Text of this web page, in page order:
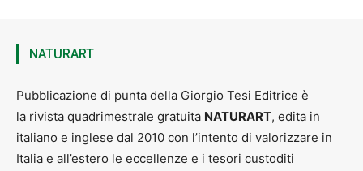
NATURART
Pubblicazione di punta della Giorgio Tesi Editrice è
la rivista quadrimestrale gratuita NATURART, edita in
italiano e inglese dal 2010 con l’intento di valorizzare in
Italia e all’estero le eccellenze e i tesori custoditi